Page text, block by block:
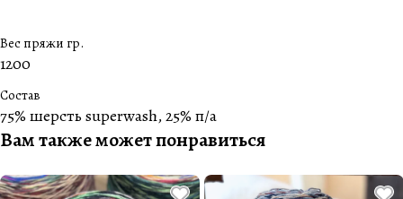
Вес пряжи гр.
1200
Состав
75% шерсть superwash, 25% п/а
Вам также может понравиться